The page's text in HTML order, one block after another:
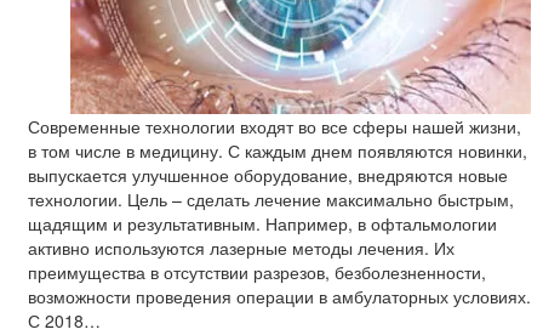
Современные технологии входят во все сферы нашей жизни,
в том числе в медицину. С каждым днем появляются новинки,
выпускается улучшенное оборудование, внедряются новые
технологии. Цель – сделать лечение максимально быстрым,
щадящим и результативным. Например, в офтальмологии
активно используются лазерные методы лечения. Их
преимущества в отсутствии разрезов, безболезненности,
возможности проведения операции в амбулаторных условиях.
С 2018…